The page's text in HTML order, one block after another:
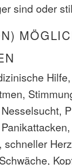
sind oder
schneller